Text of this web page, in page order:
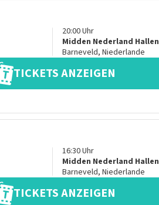
20:00Uhr
Midden Nederland Hallen
Barneveld, Niederlande
TICKETS ANZEIGEN
16:30Uhr
Midden Nederland Hallen
Barneveld, Niederlande
TICKETS ANZEIGEN